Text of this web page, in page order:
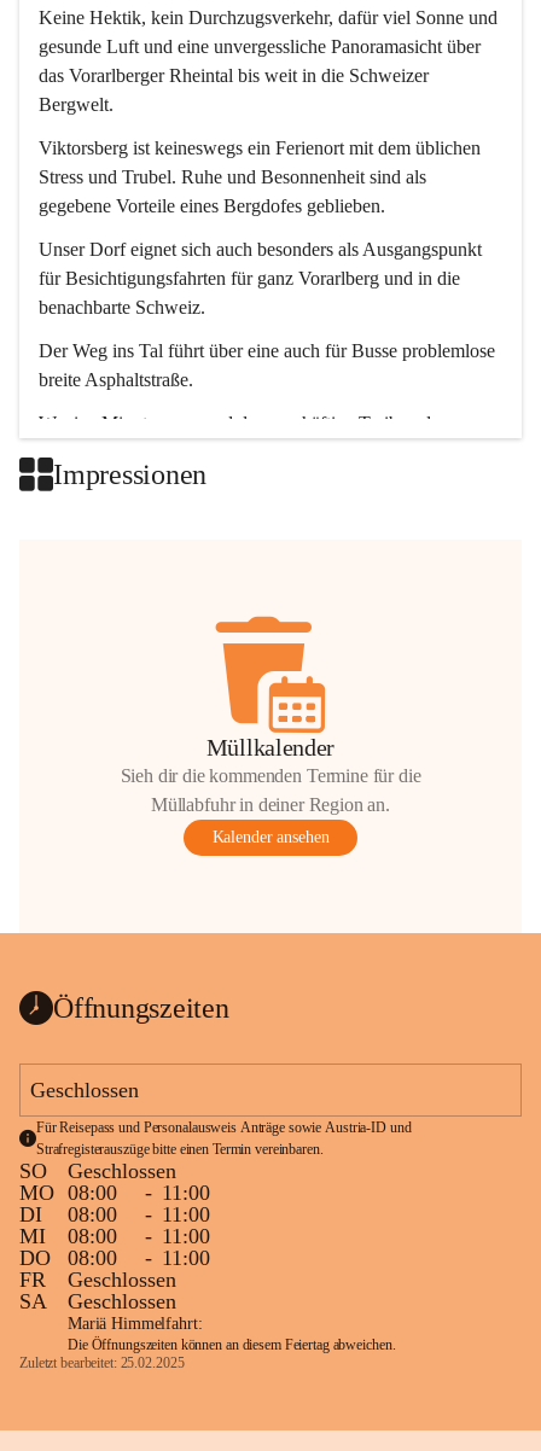
Keine Hektik, kein Durchzugsverkehr, dafür viel Sonne und
gesunde Luft und eine unvergessliche Panoramasicht über
das Vorarlberger Rheintal bis weit in die Schweizer
Bergwelt.
Viktorsberg ist keineswegs ein Ferienort mit dem üblichen
Stress und Trubel. Ruhe und Besonnenheit sind als
gegebene Vorteile eines Bergdofes geblieben.
Unser Dorf eignet sich auch besonders als Ausgangspunkt
für Besichtigungsfahrten für ganz Vorarlberg und in die
benachbarte Schweiz.
Der Weg ins Tal führt über eine auch für Busse problemlose
breite Asphaltstraße.
Wenige Minuten nur, und das geschäftige Treiben der
Impressionen
Müllkalender
Sieh dir die kommenden Termine für die
Müllabfuhr in deiner Region an.
Kalender ansehen
Öffnungszeiten
Geschlossen
Für Reisepass und Personalausweis Anträge sowie Austria-ID und
Strafregisterauszüge bitte einen Termin vereinbaren.
SO
Geschlossen
MO 08:00 - 11:00
DI
08:00 - 11:00
MI
08:00 - 11:00
DO
08:00 - 11:00
FR
Geschlossen
SA
Geschlossen
Mariä Himmelfahrt:
Die Öffnungszeiten können an diesem Feiertag abweichen.
Zuletzt bearbeitet: 25.02.2025